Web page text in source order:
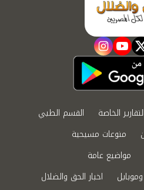
twitter
youtube
instagram
التقارير الخاصة
القسم الطبي
منوعات مسيحية
مواضيع عامة
اخبار الحق والضلال